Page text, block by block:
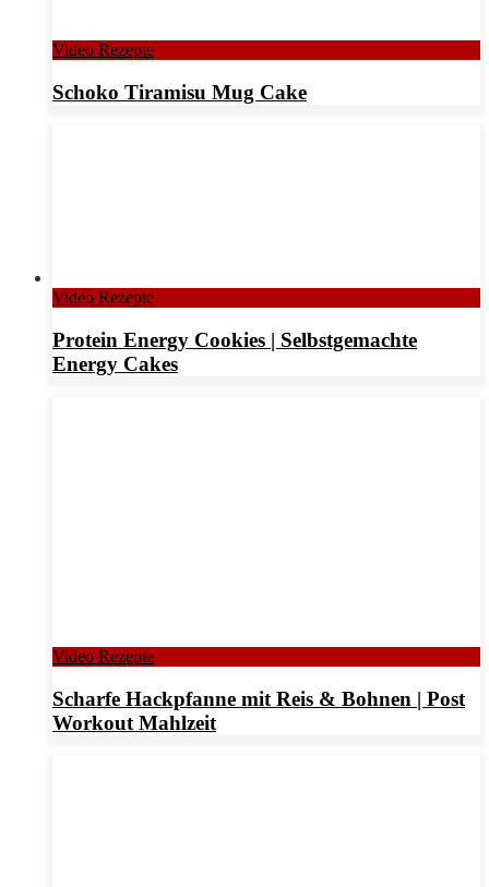
Video Rezepte
Schoko Tiramisu Mug Cake
Video Rezepte
Protein Energy Cookies | Selbstgemachte
Energy Cakes
Video Rezepte
Scharfe Hackpfanne mit Reis & Bohnen | Post
Workout Mahlzeit